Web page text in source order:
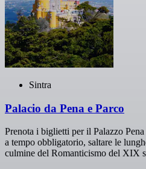
Sintra
Palacio da Pena e Parco
Prenota i biglietti per il Palazzo
a tempo obbligatorio, saltare le
culmine del Romanticismo del XIX